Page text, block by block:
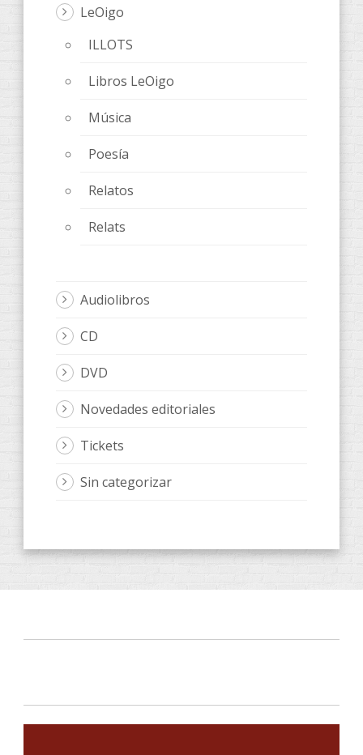
LeOigo
ILLOTS
Libros LeOigo
Música
Poesía
Relatos
Relats
Audiolibros
CD
DVD
Novedades editoriales
Tickets
Sin categorizar